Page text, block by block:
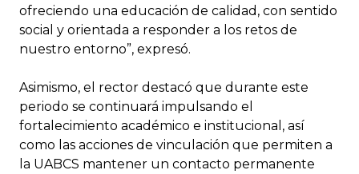
ofreciendo una educación de calidad, con sentido
social y orientada a responder a los retos de
nuestro entorno”, expresó.
Asimismo, el rector destacó que durante este
periodo se continuará impulsando el
fortalecimiento académico e institucional, así
como las acciones de vinculación que permiten a
la UABCS mantener un contacto permanente